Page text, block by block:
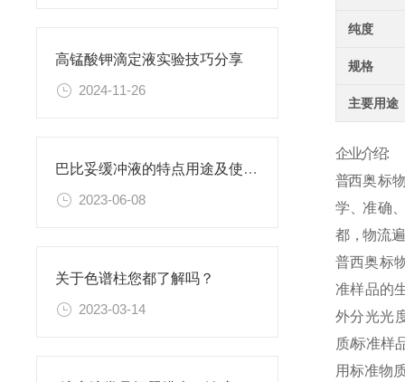
高锰酸钾滴定液实验技巧分享
2024-11-26
巴比妥缓冲液的特点用途及使用方法
2023-06-08
关于色谱柱您都了解吗？
2023-03-14
纯度
规格
主要用途
企业介绍:
普西奥标物
学 、准 确
都 ，物 流
普西奥标
准样品的
外 分 光 光
质/标 准 样
用 标 准 物